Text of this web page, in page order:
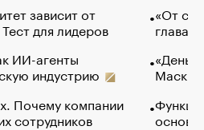
зависит от
для лидеров
ИИ-агенты
индустрию
Почему компании
сотрудников
«От
глава
Маск в
основ